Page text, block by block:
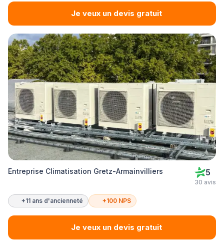
Je veux un devis gratuit
Entreprise Climatisation Gretz-Armainvilliers 5
30 avis
+11 ans d'ancienneté +100 NPS
Je veux un devis gratuit